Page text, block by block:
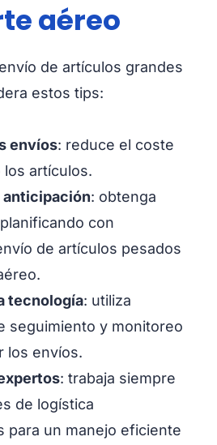
aéreo
de artículos grandes
estos tips:
envíos: reduce el coste
artículos.
anticipación: obtenga
con
de artículos pesados
tecnología: utiliza
seguimiento y monitoreo
los envíos.
: trabaja siempre
de logística
para un manejo eficiente